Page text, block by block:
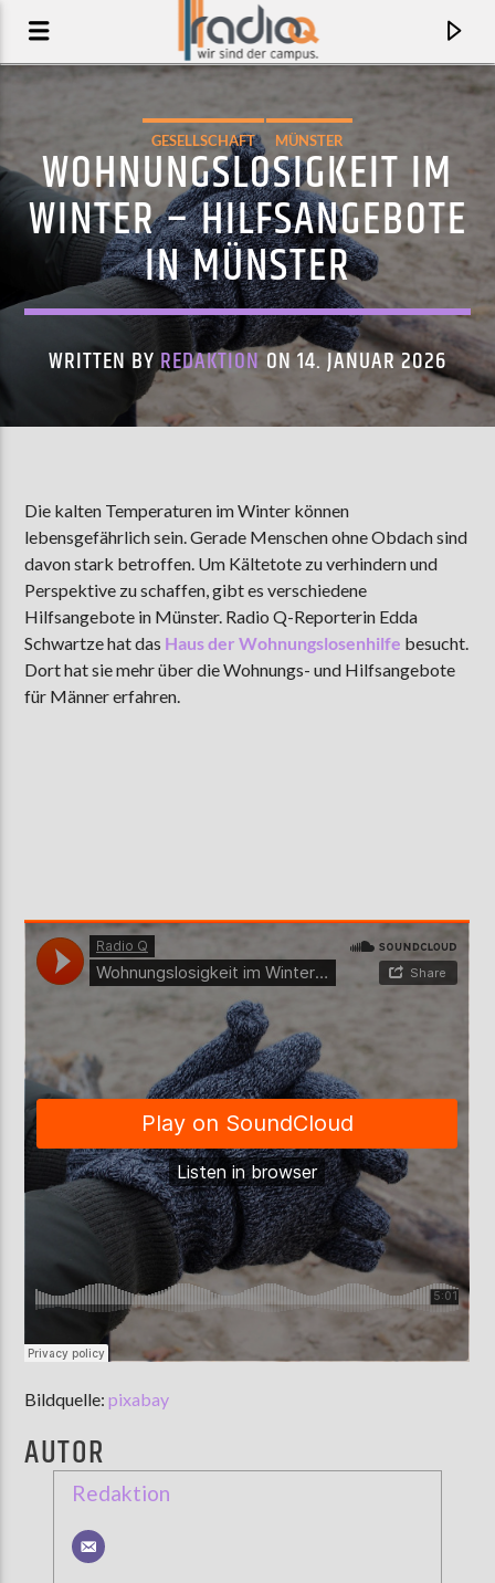
AKTUELLER TRACK
AKTUELLE SENDUNG
MOEBIUS
00:00 18:00
GESELLSCHAFT MÜNSTER
WOHNUNGSLOSIGKEIT IM
WINTER – HILFSANGEBOTE
IN MÜNSTER
WRITTEN BYREDAKTIONON 14. JANUAR 2026
Die kalten Temperaturen im Winter können
lebensgefährlich sein. Gerade Menschen ohne Obdach sind
davon stark betroffen. Um Kältetote zu verhindern und
Perspektive zu schaffen, gibt es verschiedene
Hilfsangebote in Münster. Radio Q-Reporterin Edda
Schwartze hat das Haus der Wohnungslosenhilfe besucht.
Dort hat sie mehr über die Wohnungs- und Hilfsangebote
für Männer erfahren.
Bildquelle:pixabay
AUTOR
Redaktion